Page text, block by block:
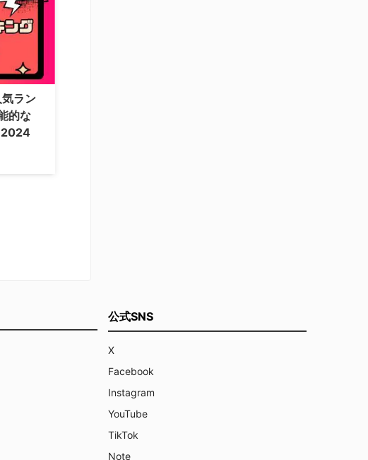
ン・リバ
ジャ
られ
ンジェ
パリ警
スと若手
事件の
イツの貴
のよう
といっ
…
ラン
的な
2024
班～ シ
ン4 …
公式SNS
X
Facebook
Instagram
YouTube
TikTok
Note